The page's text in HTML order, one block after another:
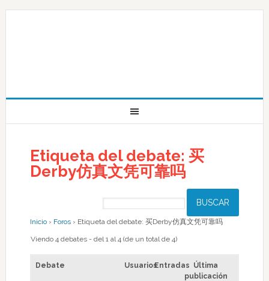
Etiqueta del debate: 买
Derby仿真文凭可靠吗
Inicio › Foros › Etiqueta del debate: 买Derby仿真文凭可靠吗
Viendo 4 debates - del 1 al 4 (de un total de 4)
Debate UsuariosEntradas Última
publicación